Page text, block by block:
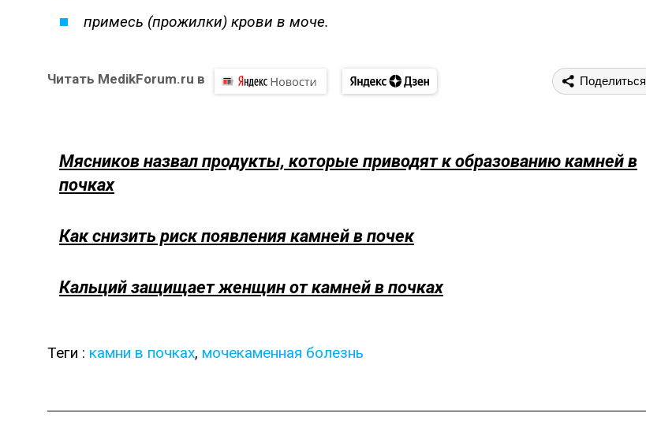
примесь (прожилки) крови в моче.
Читать MedikForum.ru в Поделиться
Мясников назвал продукты, которые приводят к образованию камней в
почках
Как снизить риск появления камней в почек
Кальций защищает женщин от камней в почках
Теги : камни в почках, мочекаменная болезнь